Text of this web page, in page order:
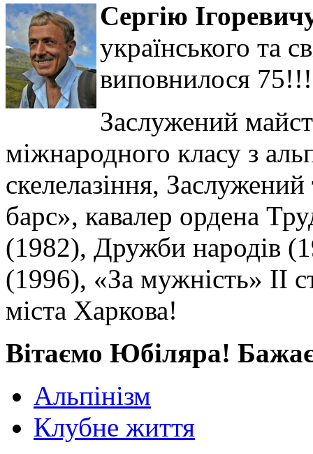
Сергію
українського та
виповнилося 75!!!
Заслужений
міжнародного класу з
скелелазіння,
барс», кавалер ордена
(1982), Дружби народів
(1996), «За мужність» II
міста Харкова!
Вітаємо Юбіляра!
Альпінізм
Клубне життя